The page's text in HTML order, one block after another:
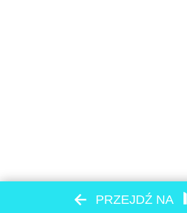
PRZEJDŹ NA